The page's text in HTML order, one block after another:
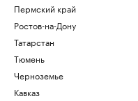
Пермский край
Ростов-на-Дону
Татарстан
Тюмень
Черноземье
Кавказ